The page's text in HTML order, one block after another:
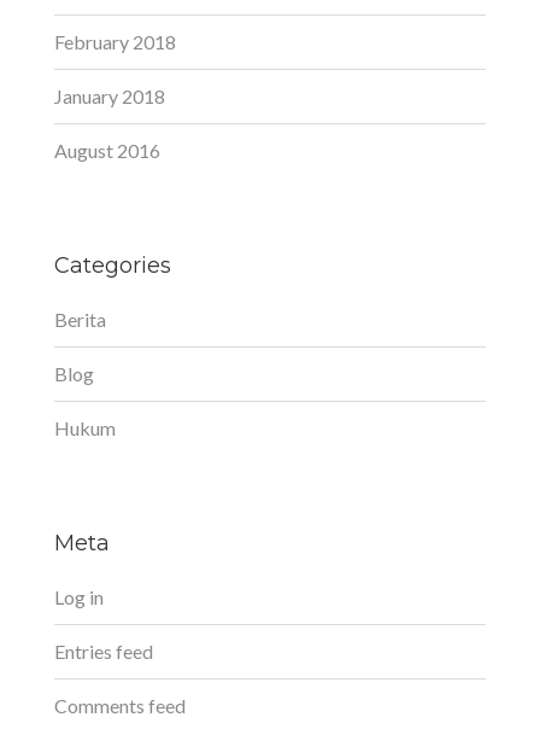
February 2018
January 2018
August 2016
Categories
Berita
Blog
Hukum
Meta
Log in
Entries feed
Comments feed